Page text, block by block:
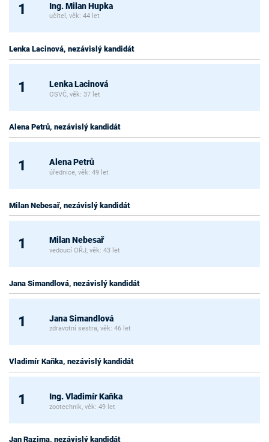
1 Ing. Milan Hupka
učitel, věk: 44 let
Lenka Lacinová, nezávislý kandidát
1 Lenka Lacinová
OSVČ, věk: 37 let
Alena Petrů, nezávislý kandidát
1 Alena Petrů
úřednice, věk: 49 let
Milan Nebesař, nezávislý kandidát
1 Milan Nebesař
vedoucí OŘJ, věk: 43 let
Jana Simandlová, nezávislý kandidát
1 Jana Simandlová
zdravotní sestra, věk: 46 let
Vladimír Kaňka, nezávislý kandidát
1 Ing. Vladimír Kaňka
zootechnik, věk: 49 let
Jan Razima, nezávislý kandidát